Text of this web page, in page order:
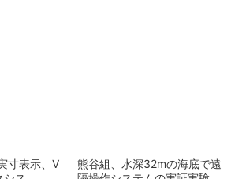
寸表示、V
熊谷組、水深32mの海底で遠